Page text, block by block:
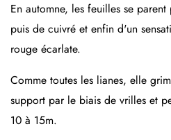
En automne, les feuilles se
puis de cuivré et enfin d'un
rouge écarlate.
Comme toutes les lianes, elle
support par le biais de vrilles et
10 à 15m.